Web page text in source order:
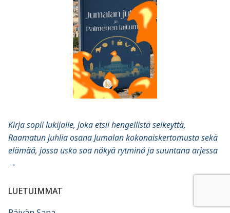
Kirja sopii lukijalle, joka etsii hengellistä selkeyttä,
Raamatun juhlia osana Jumalan kokonaiskertomusta sekä
elämää, jossa usko saa näkyä rytminä ja suuntana arjessa
→
LUETUIMMAT